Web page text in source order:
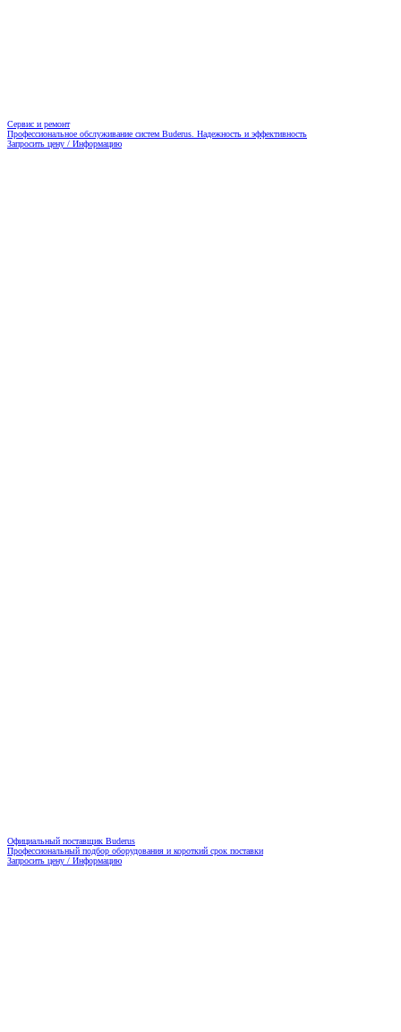
Сервис и ремонт
Профессиональное обслуживание систем Buderus. Надежность и эффективность
Запросить цену / Информацию
Официальный поставщик Buderus
Профессиональный подбор оборудования и короткий срок поставки
Запросить цену / Информацию